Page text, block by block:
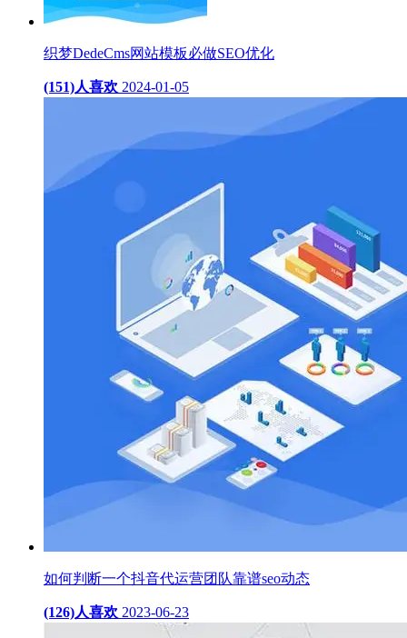
织梦DedeCms网站模板必做SEO优化
(151)人喜欢 2024-01-05
如何判断一个抖音代运营团队靠谱seo动态
(126)人喜欢 2023-06-23